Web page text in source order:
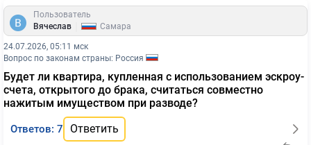
Пользователь
Вячеслав
Самара
24.07.2026, 05:11 мск
Вопрос по законам страны: Россия
Будет ли квартира, купленная с использованием эскроу-
счета, открытого до брака, считаться совместно
нажитым имуществом при разводе?
Ответов: 7 Ответить